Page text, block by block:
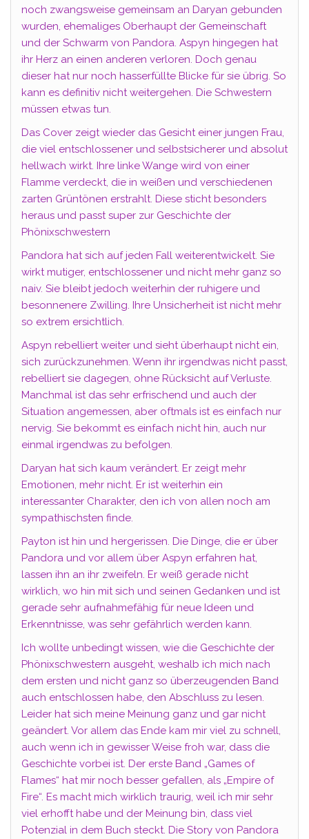
noch zwangsweise gemeinsam an Daryan gebunden
wurden, ehemaliges Oberhaupt der Gemeinschaft
und der Schwarm von Pandora. Aspyn hingegen hat
ihr Herz an einen anderen verloren. Doch genau
dieser hat nur noch hasserfüllte Blicke für sie übrig. So
kann es definitiv nicht weitergehen. Die Schwestern
müssen etwas tun.
Das Cover zeigt wieder das Gesicht einer jungen Frau,
die viel entschlossener und selbstsicherer und absolut
hellwach wirkt. Ihre linke Wange wird von einer
Flamme verdeckt, die in weißen und verschiedenen
zarten Grüntönen erstrahlt. Diese sticht besonders
heraus und passt super zur Geschichte der
Phönixschwestern
Pandora hat sich auf jeden Fall weiterentwickelt. Sie
wirkt mutiger, entschlossener und nicht mehr ganz so
naiv. Sie bleibt jedoch weiterhin der ruhigere und
besonnenere Zwilling. Ihre Unsicherheit ist nicht mehr
so extrem ersichtlich.
Aspyn rebelliert weiter und sieht überhaupt nicht ein,
sich zurückzunehmen. Wenn ihr irgendwas nicht passt,
rebelliert sie dagegen, ohne Rücksicht auf Verluste.
Manchmal ist das sehr erfrischend und auch der
Situation angemessen, aber oftmals ist es einfach nur
nervig. Sie bekommt es einfach nicht hin, auch nur
einmal irgendwas zu befolgen.
Daryan hat sich kaum verändert. Er zeigt mehr
Emotionen, mehr nicht. Er ist weiterhin ein
interessanter Charakter, den ich von allen noch am
sympathischsten finde.
Payton ist hin und hergerissen. Die Dinge, die er über
Pandora und vor allem über Aspyn erfahren hat,
lassen ihn an ihr zweifeln. Er weiß gerade nicht
wirklich, wo hin mit sich und seinen Gedanken und ist
gerade sehr aufnahmefähig für neue Ideen und
Erkenntnisse, was sehr gefährlich werden kann.
Ich wollte unbedingt wissen, wie die Geschichte der
Phönixschwestern ausgeht, weshalb ich mich nach
dem ersten und nicht ganz so überzeugenden Band
auch entschlossen habe, den Abschluss zu lesen.
Leider hat sich meine Meinung ganz und gar nicht
geändert. Vor allem das Ende kam mir viel zu schnell,
auch wenn ich in gewisser Weise froh war, dass die
Geschichte vorbei ist. Der erste Band „Games of
Flames“ hat mir noch besser gefallen, als „Empire of
Fire“. Es macht mich wirklich traurig, weil ich mir sehr
viel erhofft habe und der Meinung bin, dass viel
Potenzial in dem Buch steckt. Die Story von Pandora